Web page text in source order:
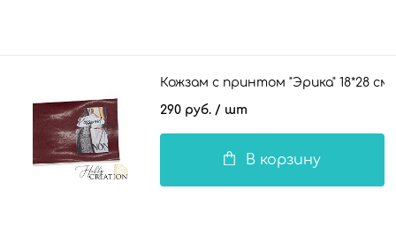
Кожзам с принтом "Эрика" 18*28
290 руб. / шт
В корзину